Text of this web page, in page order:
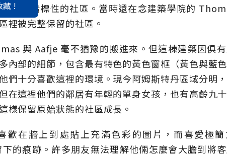
藏 !本裡指標性的社區。當時還在念建築學院的
裡被完整保留的社區。
與 Aafje 毫不猶豫的搬進來。但這棟建築因俱
內部的細節，包含最有特色的黃色窗框（黃色與藍
們十分喜歡這裡的環境。現今阿姆斯特丹區域分明
在這裡他們的鄰居有年輕的單身女孩，也有高齡九
樣保留原始狀態的社區成長。
歡在牆上到處貼上充滿色彩的圖片，而喜愛極簡
的痕跡。許多朋友無法理解他倆怎麼會大膽到將